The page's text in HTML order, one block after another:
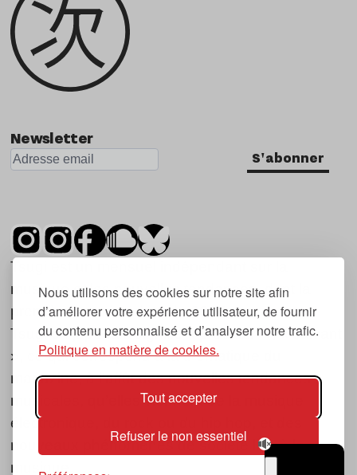
Nous utilisons des cookies sur notre site afin
d’améliorer votre expérience utilisateur, de fournir
du contenu personnalisé et d’analyser notre trafic.
Politique en matière de cookies.
Tout accepter
Refuser le non essentiel
Newsletter
S'abonner
Tsugi est un mensuel indépendant sur la
musique et les nouvelles tendances, dont la
première parution date de 2007.
Tsugi en japonais signifie « prochain », « suivant
», ce qui correspond à la thématique du
magazine, à l’affût des nouvelles tendances
musicales, qu’elles viennent de la musique
électronique, du rock ou du hip hop, et des
nouveaux phénomènes de société liés à la
musique.